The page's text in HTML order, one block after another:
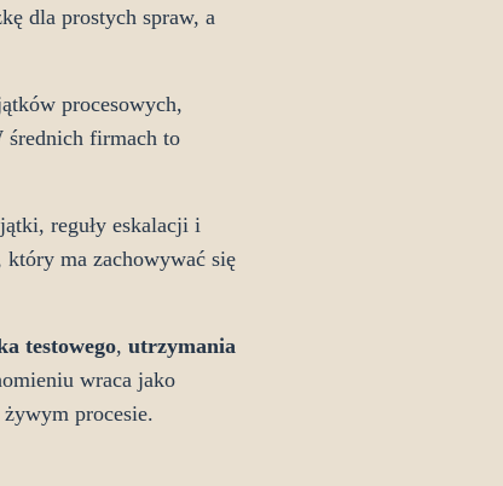
dla prostych spraw, a
procesowych,
średnich firmach to
reguły eskalacji i
który ma zachowywać się
testowego, utrzymania
wraca jako
procesie.